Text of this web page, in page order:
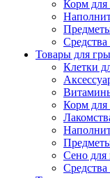
Корм для
Товары для
Клетки
Корм для
Сено для